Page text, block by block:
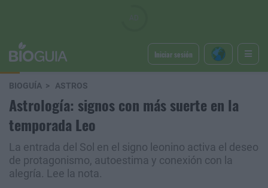
Iniciar sesión
BIOGUÍA ASTROS
Astrología: signos con más suerte en la
temporada Leo
La entrada del Sol en el signo leonino activa el deseo
de protagonismo, autoestima y conexión con la
alegría. Lee la nota.